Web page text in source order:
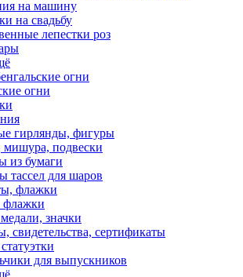
на машину
на свадьбу
лепестки роз
огни
огни
гирлянды, фигуры
подвески
из бумаги
тассел для шаров
флажки
значки
свидетельства, сертификаты
для выпускников